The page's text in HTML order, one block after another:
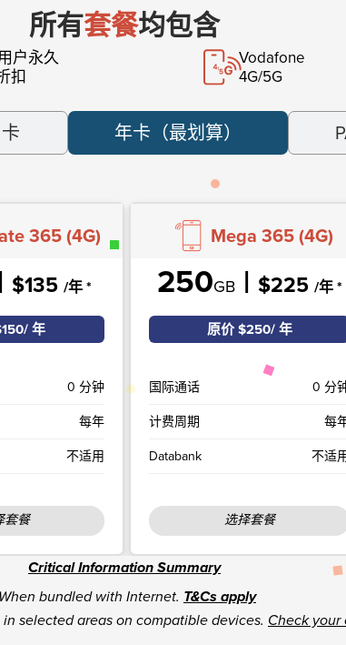
所有套餐均包含
户永久
扣
Vodafone
4G/5G
年卡（最划算）
365 (4G)
| $135 /年*
/ 年
0 分钟
每年
不适用
Mega 365 (4G)
250GB | $225 /年*
原价 $250/ 年
国际通话
0 分
计费周期
每
Databank
不适
Critical Information Summary
bundled with Internet. T&Cs apply
selected areas on compatible devices. Check your